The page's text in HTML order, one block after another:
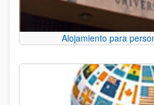
Alojamiento para